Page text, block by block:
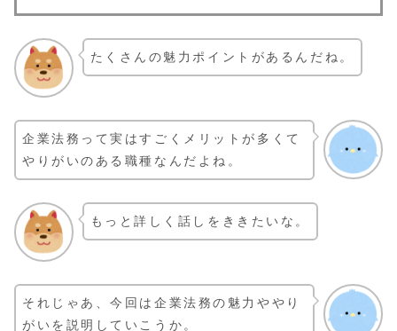
たくさんの魅力ポイントがあるんだね。
企業法務って実はすごくメリットが多くて
やりがいのある職種なんだよね。
もっと詳しく話しをききたいな。
それじゃあ、今回は企業法務の魅力ややり
がいを説明していこうか。